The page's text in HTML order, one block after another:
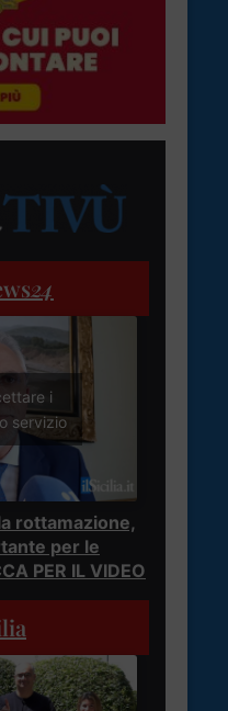
24
i
servizio
rottamazione,
per le
PER IL VIDEO